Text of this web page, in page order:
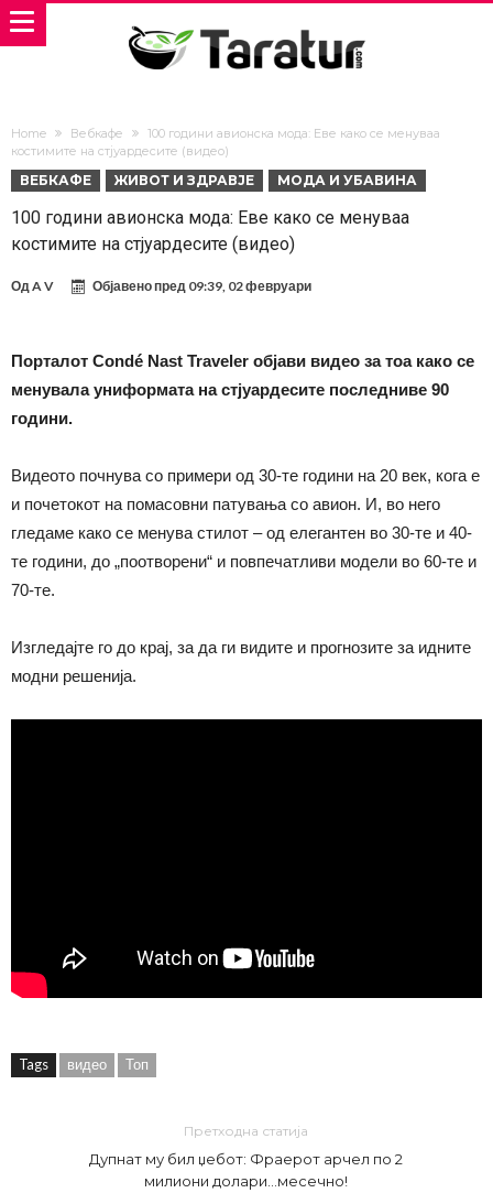
Home Вебкафе
100 години авионска мода: Еве како се менуваа
костимите на стјуардесите (видео)
ВЕБКАФЕ ЖИВОТ И ЗДРАВЈЕ МОДА И УБАВИНА
100 години авионска мода: Еве како се менуваа
костимите на стјуардесите (видео)
ОдA V Објавено пред 09:39, 02 февруари
Порталот Condé Nast Traveler објави видео за тоа како се
менувала униформата на стјуардесите последниве 90
години.
Видеото почнува со примери од 30-те години на 20 век, кога е
и почетокот на помасовни патувања со авион. И, во него
гледаме како се менува стилот – од елегантен во 30-те и 40-
те години, до „поотворени“ и повпечатливи модели во 60-те и
70-те.
Изгледајте го до крај, за да ги видите и прогнозите за идните
модни решенија.
Tags видео Топ
Претходна статија
Дупнат му бил џебот: Фраерот арчел по 2
милиони долари…месечно!